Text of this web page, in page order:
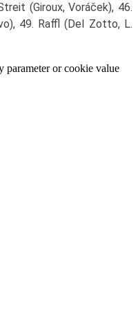
(Giroux, Voráček), 46.
49. Raffl (Del Zotto, L.